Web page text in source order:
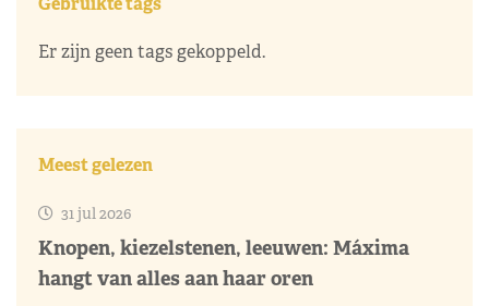
Er zijn geen tags gekoppeld.
Meest gelezen
31 jul 2026
Knopen, kiezelstenen, leeuwen: Máxima
hangt van alles aan haar oren